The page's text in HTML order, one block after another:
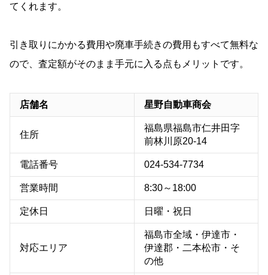
てくれます。
引き取りにかかる費用や廃車手続きの費用もすべて無料な
ので、査定額がそのまま手元に入る点もメリットです。
店舗名 星野自動車商会
住所
福島県福島市仁井田字
前林川原20-14
電話番号 024-534-7734
営業時間 8:30～18:00
定休日 日曜・祝日
対応エリア
福島市全域・伊達市・
伊達郡・二本松市・そ
の他